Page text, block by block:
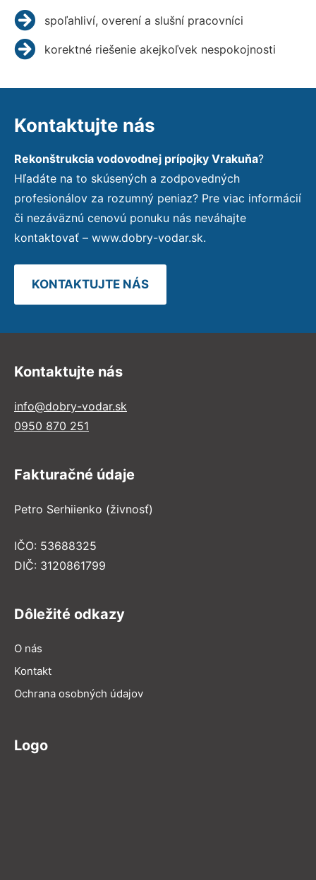
spoľahliví, overení a slušní pracovníci
korektné riešenie akejkoľvek nespokojnosti
Kontaktujte nás
Rekonštrukcia vodovodnej prípojky Vrakuňa?
Hľadáte na to skúsených a zodpovedných
profesionálov za rozumný peniaz? Pre viac informácií
či nezáväznú cenovú ponuku nás neváhajte
kontaktovať – www.dobry-vodar.sk.
KONTAKTUJTE NÁS
Kontaktujte nás
info@dobry-vodar.sk
0950 870 251
Fakturačné údaje
Petro Serhiienko (živnosť)
IČO: 53688325
DIČ: 3120861799
Dôležité odkazy
O nás
Kontakt
Ochrana osobných údajov
Logo